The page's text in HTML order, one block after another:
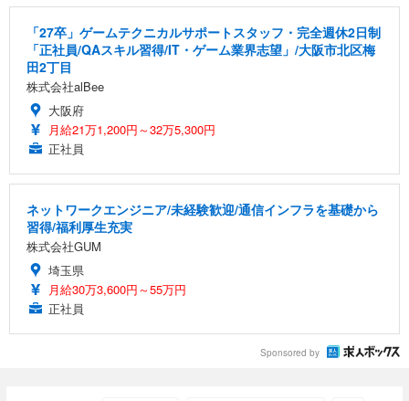
「27卒」ゲームテクニカルサポートスタッフ・完全週休2日制
「正社員/QAスキル習得/IT・ゲーム業界志望」/大阪市北区梅
田2丁目
株式会社alBee
大阪府
月給21万1,200円～32万5,300円
正社員
ネットワークエンジニア/未経験歓迎/通信インフラを基礎から
習得/福利厚生充実
株式会社GUM
埼玉県
月給30万3,600円～55万円
正社員
Sponsored by